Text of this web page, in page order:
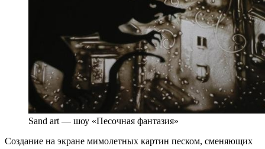
Sand art — шоу «Песочная фантазия»
Создание на экране мимолетных картин песком, сменяющих